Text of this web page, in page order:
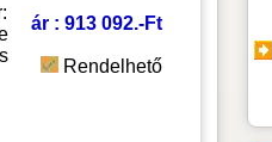
ár : 913 092.-Ft
Rendelhető